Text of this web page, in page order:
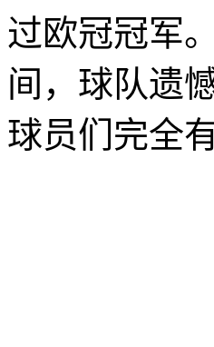
过欧冠冠军
间，球队遗
球员们完全